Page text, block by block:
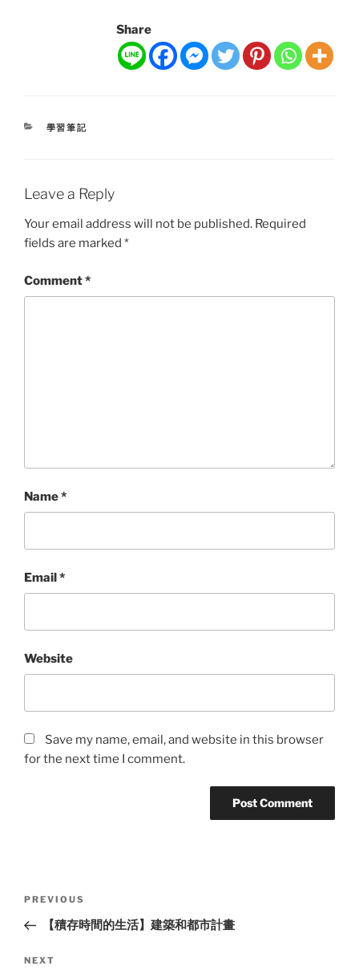
Share
CATEGORIES
學習筆記
Leave a Reply
Your email address will not be published. Required
fields are marked *
Comment*
Name*
Email*
Website
Save my name, email, and website in this browser
for the next time I comment.
Previous
Post
PREVIOUS
【積存時間的生活】建築和都市計畫
Next
NEXT